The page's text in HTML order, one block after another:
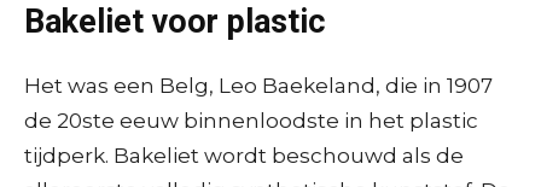
Bakeliet voor plastic
Het was een Belg, Leo Baekeland, die in 1907
de 20ste eeuw binnenloodste in het plastic
tijdperk. Bakeliet wordt beschouwd als de